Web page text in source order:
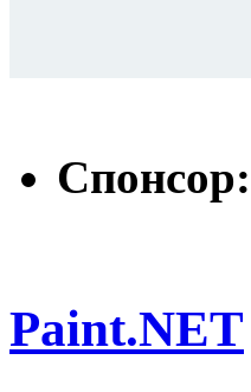
Спонсор:
Paint.NET